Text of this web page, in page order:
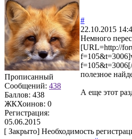
Прописанный
Сообщений: 438
Баллов: 438
ЖКХоинов: 0
Регистрация:
05.06.2015
#
22.10.2015
Немного
[URL=http://
полезное
А еще этот
[ Закрыто] Необходимость